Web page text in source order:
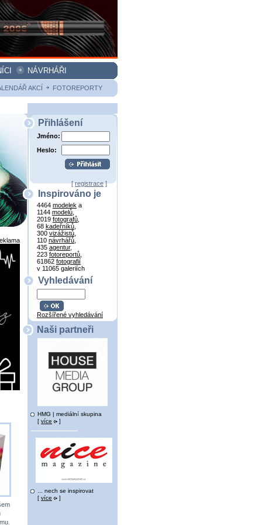
NÁVRHÁŘI
AKCÍ FOTOREPORTY
Přihlášení
Jméno:
Heslo:
[registrace]
Inspirováno je
4464 modelek a
1144 modelů
2019 fotografů
68 kadeřníků
300 vizážistů
110 návrhářů
435 agentur,
223 fotoreportů
61862 fotografií
v 11065 galeriích
Vyhledávání
Rozšířené vyhledávání
Naši partneři
HMG | mediální skupina
[ více ]
... nech se inspirovat
[ více ]